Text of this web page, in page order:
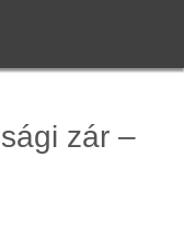
zár –